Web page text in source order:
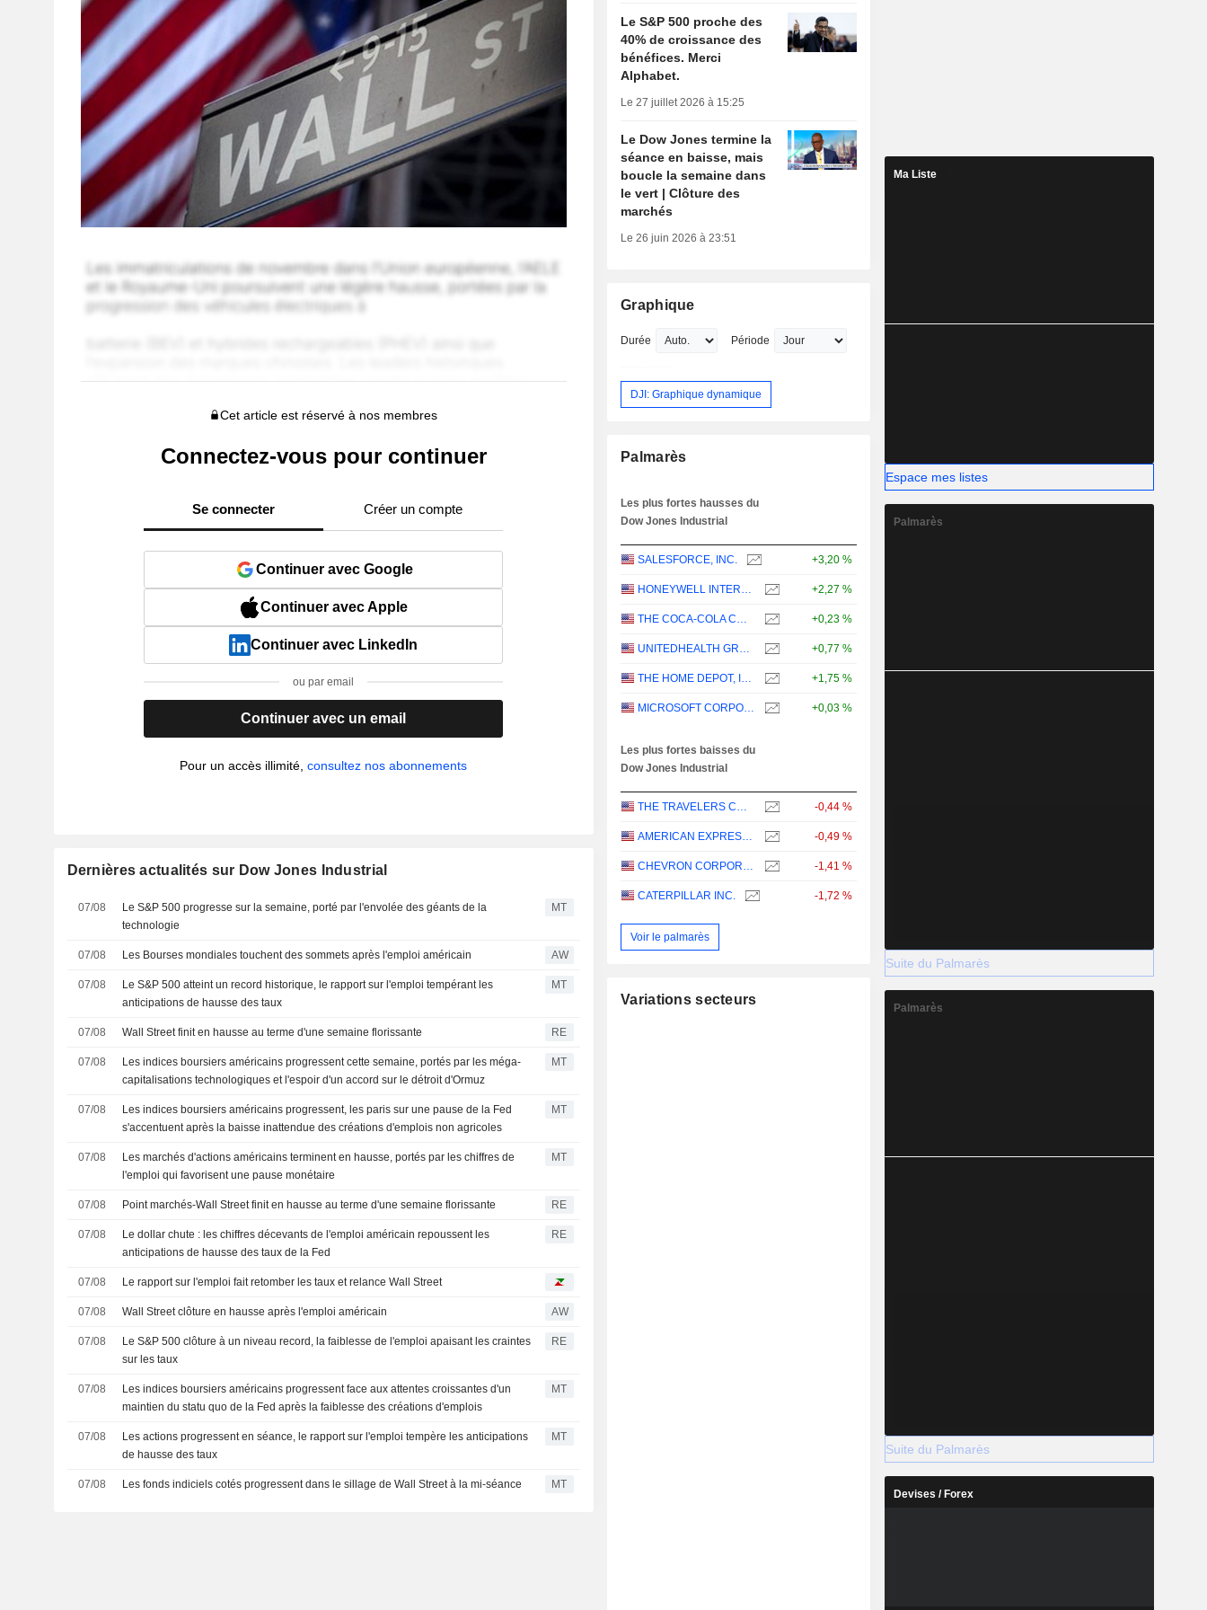
Cet article est réservé à nos membres
Connectez-vous pour continuer
Se connecter Créer un compte
Continuer avec Google
Continuer avec Apple
Continuer avec LinkedIn
ou par email
Continuer avec un email
Pour un accès illimité,consultez nos abonnements
Dernières actualités sur Dow Jones Industrial
07/08
Le S&P 500 progresse sur la semaine, porté par l'envolée des géants de la
technologie
MT
07/08 Les Bourses mondiales touchent des sommets après l'emploi américain AW
07/08
Le S&P 500 atteint un record historique, le rapport sur l'emploi tempérant les
anticipations de hausse des taux
MT
07/08 Wall Street finit en hausse au terme d'une semaine florissante RE
07/08
Les indices boursiers américains progressent cette semaine, portés par les méga-
capitalisations technologiques et l'espoir d'un accord sur le détroit d'Ormuz
MT
07/08
Les indices boursiers américains progressent, les paris sur une pause de la Fed
s'accentuent après la baisse inattendue des créations d'emplois non agricoles
MT
07/08
Les marchés d'actions américains terminent en hausse, portés par les chiffres de
l'emploi qui favorisent une pause monétaire
MT
07/08 Point marchés-Wall Street finit en hausse au terme d'une semaine florissante RE
07/08
Le dollar chute : les chiffres décevants de l'emploi américain repoussent les
anticipations de hausse des taux de la Fed
RE
07/08 Le rapport sur l'emploi fait retomber les taux et relance Wall Street
07/08 Wall Street clôture en hausse après l'emploi américain AW
07/08
Le S&P 500 clôture à un niveau record, la faiblesse de l'emploi apaisant les craintes
sur les taux
RE
07/08
Les indices boursiers américains progressent face aux attentes croissantes d'un
maintien du statu quo de la Fed après la faiblesse des créations d'emplois
MT
07/08
Les actions progressent en séance, le rapport sur l'emploi tempère les anticipations
de hausse des taux
MT
07/08 Les fonds indiciels cotés progressent dans le sillage de Wall Street à la mi-séance MT
Le S&P 500 proche des
40% de croissance des
bénéfices. Merci
Alphabet.
Le 27 juillet 2026 à 15:25
Le Dow Jones termine la
séance en baisse, mais
boucle la semaine dans
le vert | Clôture des
marchés
Le 26 juin 2026 à 23:51
Graphique
Durée Période
DJI: Graphique dynamique
Palmarès
Les plus fortes hausses du
Dow Jones Industrial
SALESFORCE, INC. +3,20 %
HONEYWELL INTERNATIONAL INC. +2,27 %
THE COCA-COLA COMPANY +0,23 %
UNITEDHEALTH GROUP INC. +0,77 %
THE HOME DEPOT, INC. +1,75 %
MICROSOFT CORPORATION +0,03 %
Les plus fortes baisses du
Dow Jones Industrial
THE TRAVELERS COMPANIES, INC. -0,44 %
AMERICAN EXPRESS COMPANY -0,49 %
CHEVRON CORPORATION -1,41 %
CATERPILLAR INC. -1,72 %
Voir le palmarès
Variations secteurs
Ma Liste
Espace mes listes
Palmarès
Suite du Palmarès
Palmarès
Suite du Palmarès
Devises / Forex